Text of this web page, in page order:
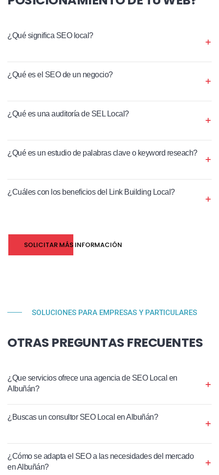
¿Qué significa SEO local?
¿Qué es el SEO de un negocio?
¿Qué es una auditoría de SEL Local?
¿Qué es un estudio de palabras clave o keyword reseach?
¿Cuáles con los beneficios del Link Building Local?
SOLICITAR MÁS INFORMACIÓN
SOLUCIONES PARA EMPRESAS Y PARTICULARES
OTRAS PREGUNTAS FRECUENTES
¿Que servicios ofrece una agencia de SEO Local en
Albuñán?
¿Buscas un consultor SEO Local en Albuñán?
¿Cómo se adapta el SEO a las necesidades del mercado
en Albuñán?